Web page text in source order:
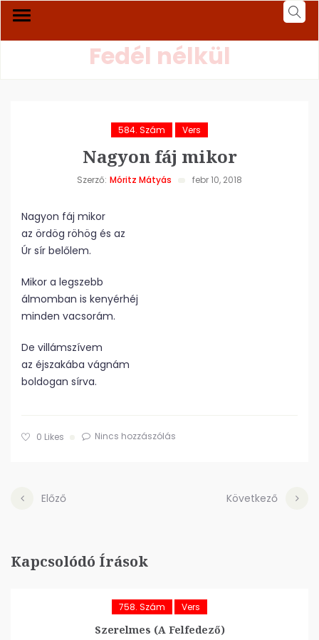
Fedél nélkül
584. Szám Vers
Nagyon fáj mikor
Szerző: Móritz Mátyás febr 10, 2018
Nagyon fáj mikor
az ördög röhög és az
Úr sír belőlem.
Mikor a legszebb
álmomban is kenyérhéj
minden vacsorám.
De villámszívem
az éjszakába vágnám
boldogan sírva.
0 Likes Nincs hozzászólás
Előző Következő
Kapcsolódó Írások
758. Szám Vers
Szerelmes (A Felfedező)